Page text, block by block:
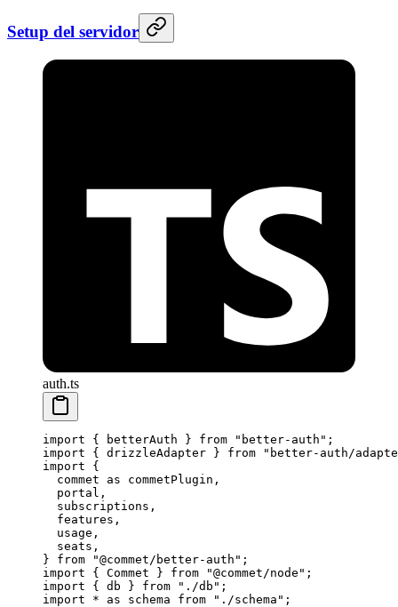
Setup del servidor
auth.ts
import { betterAuth } from "better-auth" ;
import { drizzleAdapter } from "better-auth/
import {
  commet
as commetPlugin,
  portal,
  subscriptions,
  features,
  usage,
  seats,
} from "@commet/better-auth" ;
import { Commet } from "@commet/node" ;
import { db } from "./db" ;
import * as schema from "./schema" ;